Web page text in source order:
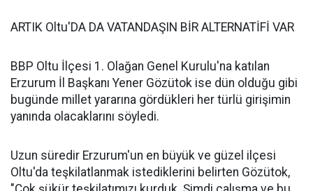
ARTIK Oltu'DA DA VATANDAŞIN BİR ALTERNATİFİ VAR
BBP Oltu İlçesi 1. Olağan Genel Kurulu'na katılan
Erzurum İl Başkanı Yener Gözütok ise dün olduğu gibi
bugünde millet yararına gördükleri her türlü girişimin
yanında olacaklarını söyledi.
Uzun süredir Erzurum'un en büyük ve güzel ilçesi
Oltu'da teşkilatlanmak istediklerini belirten Gözütok,